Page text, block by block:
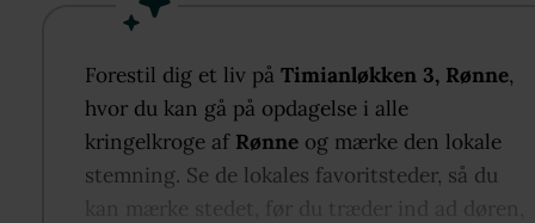
Forestil dig et liv påTimianløkken 3, Rønne,
hvor du kan gå på opdagelse i alle
kringelkroge af Rønne og mærke den lokale
stemning. Se de lokales favoritsteder, så du
kan mærke stedet, før du træder ind ad døren,